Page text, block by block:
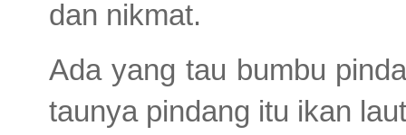
dan nikmat.
Ada yang tau bumbu
taunya pindang itu ikan